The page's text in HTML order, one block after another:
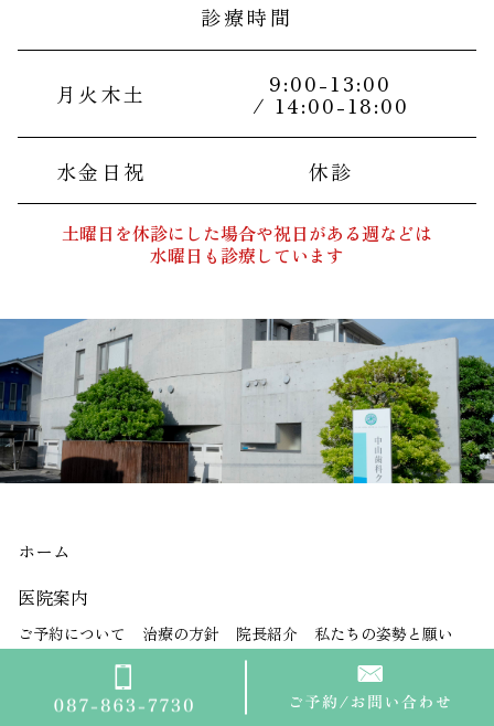
診療時間
月火木土 9:00-13:00
/ 14:00-18:00
水金日祝 休診
土曜日を休診にした場合や祝日がある週などは
水曜日も診療しています
ホーム
医院案内
ご予約について 治療の方針 院長紹介
私たちの姿勢と願い
当院の感染症予防対策
予約・お問い合わせ
アクセス